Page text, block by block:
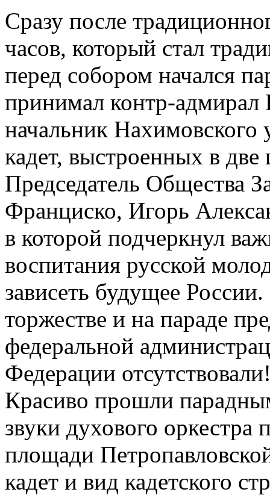
Сразу после
часов, который стал
перед собором начался
принимал контр-
начальник
кадет, выстроенных в
Председатель Общества
Франциско, Игорь
в которой подчеркнул
воспитания русской
зависеть будущее
торжестве и на параде
федеральной
Федерации
Красиво прошли
звуки духового
площади
кадет и вид кадетского